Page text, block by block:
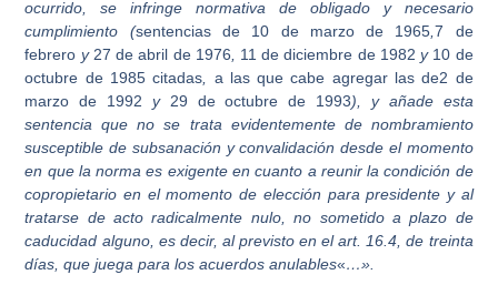
ocurrido, se infringe normativa de obligado y necesario
cumplimiento (sentencias de 10 de marzo de 1965 ,7 de
febrero y27 de abril de 1976 11 de diciembre de 1982y 10 de
octubre de 1985 citadas
a las que cabe agregar las de2 de
marzo de 1992 y 29 de octubre de 1993), y añade esta
sentencia que no se trata evidentemente de nombramiento
susceptible de subsanación y convalidación desde el momento
en que la norma es exigente en cuanto a reunir la condición de
copropietario en el momento de elección para presidente y al
tratarse de acto radicalmente nulo, no sometido a plazo de
caducidad alguno, es decir, al previsto en el art. 16.4, de treinta
días, que juega para los acuerdos anulables«…».